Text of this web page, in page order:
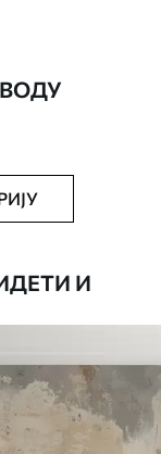
меким
завршном
И